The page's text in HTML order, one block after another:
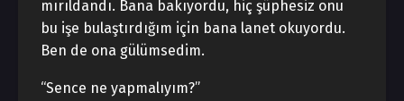
mırıldandı. Bana bakıyordu, hiç şüphesiz onu
bu işe bulaştırdığım için bana lanet okuyordu.
Ben de ona gülümsedim.
“Sence ne yapmalıyım?”